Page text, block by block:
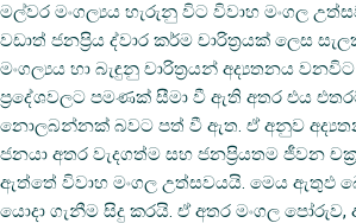
මල්වර මංගල්‍යය හැරුනු විට විවාහ මංගල
වඩාත් ජනප්‍රිය ද්වාර කර්ම චාරිත්‍රයක්‌ ලෙස
මංගල්‍යය හා බැඳුනු චාරිත්‍රයන් අද්‍යතනය
ප්‍රදේශවලට පමණක්‌ සීමා වී ඇති අතර එය
නොලබන්නක්‌ බවට පත් වී ඇත. ඒ අනුව
ජනයා අතර වැදගත්ම සහ ජනප්‍රියතම ජීවන
ඇත්තේ විවාහ මංගල උත්සවයයි. මෙය ඇතුඵ
යොදා ගැනීම සිදු කරයි. ඒ අතර මංගල